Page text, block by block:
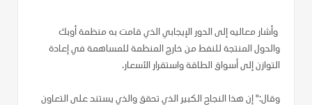
وأشار معاليه إلى الدور الإيجابي الذي قامت به منظمة أوبك
والدول المنتجة للنفط من خارج المنظمة للمساهمة في إعادة
التوازن إلى أسواق الطاقة واستقرار الأسعار.
وقال:" إن هذا النجاح الكبير الذي تحقق والذي يستند على التعاون